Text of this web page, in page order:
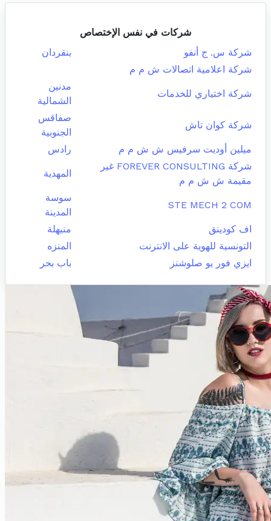
شركات في نفس الإختصاص
شركة س. ج أنفو
بنقردان
شركة اعلامية اتصالات ش م م
شركة اختياري للخدمات
مدنين
الشمالية
شركة كوان تاش
صفاقس
الجنوبية
ميلين أوديت سرفيس ش ش م م
رادس
شركة FOREVER CONSULTING غير
مقيمة ش ش م م
المهدية
STE MECH 2 COM
سوسة
المدينة
اف كودينق
منيهلة
التونسية للهوية على الانترنت
المنزه
ايزي فور يو صلوشنز
باب بحر